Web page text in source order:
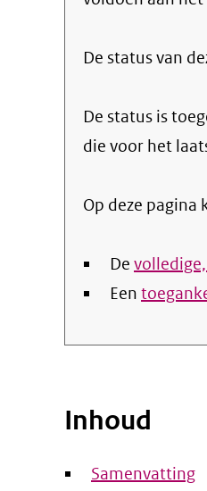
De status van
De status is
die voor het
Op deze pagina
De
Een
Inhoud
Samenvatting